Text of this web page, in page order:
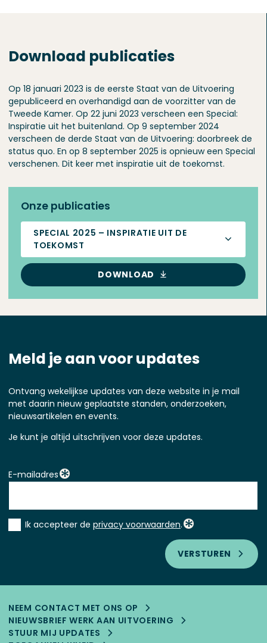
Download publicaties
Op 18 januari 2023 is de eerste Staat van de Uitvoering
gepubliceerd en overhandigd aan de voorzitter van de
Tweede Kamer. Op 22 juni 2023 verscheen een Special:
Inspiratie uit het buitenland. Op 9 september 2024
verscheen de derde Staat van de Uitvoering: doorbreek de
status quo. En op 8 september 2025 is opnieuw een Special
verschenen. Dit keer met inspiratie uit de toekomst.
Onze publicaties
SPECIAL 2025 – INSPIRATIE UIT DE
TOEKOMST
DOWNLOAD
Meld je aan voor updates
Ontvang wekelijkse updates van deze website in je mail
met daarin nieuw geplaatste standen, onderzoeken,
nieuwsartikelen en events.
Je kunt je altijd uitschrijven voor deze updates.
E-mailadres
Instemming
Ik accepteer de privacy voorwaarden.
VERSTUREN
NEEM CONTACT MET ONS OP
NIEUWSBRIEF WERK AAN UITVOERING
STUUR MIJ UPDATES